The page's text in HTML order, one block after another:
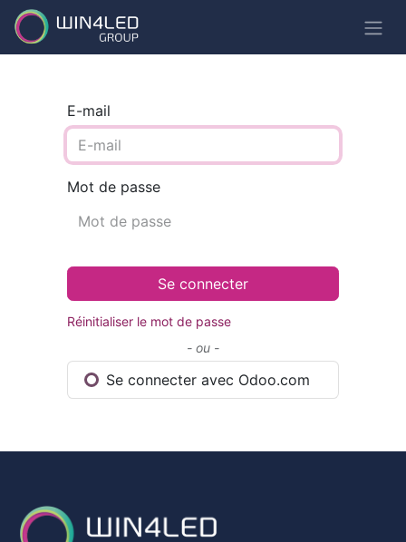
E-mail
Mot de passe
Se connecter
Réinitialiser le mot de passe
- ou -
Se connecter avec Odoo.com